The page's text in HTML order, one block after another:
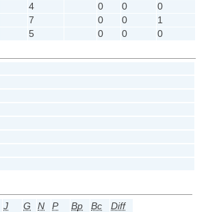
4 0 0
0
7 0 0
1
5 0 0 0
J G N P Bp Bc
Diff